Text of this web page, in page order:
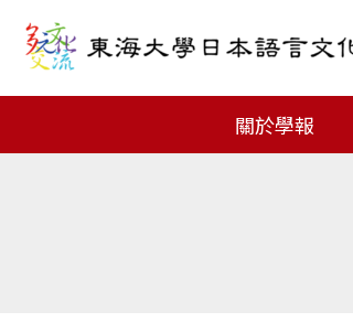
主
內
關於學報
Post
navigation